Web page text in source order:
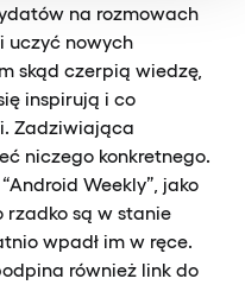
na rozmowach
uczyć nowych
skąd czerpią wiedzę,
inspirują i co
Zadziwiająca
niczego konkretnego.
Weekly”, jako
są w stanie
wpadł im w ręce.
również link do